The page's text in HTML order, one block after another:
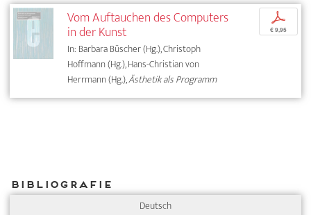
Vom Auftauchen des Computers
in der Kunst
In: Barbara Büscher (Hg.), Christoph
Hoffmann (Hg.), Hans-Christian von
Herrmann (Hg.),Ästhetik als Programm
p
€ 9,95
Bibliografie
Deutsch